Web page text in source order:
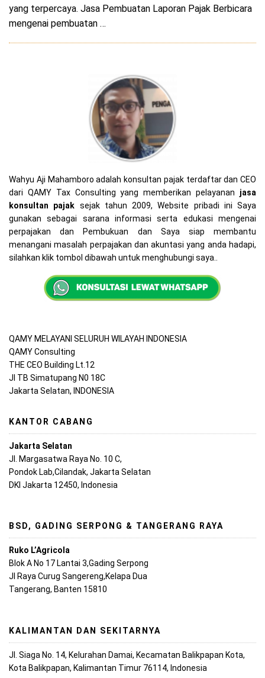
yang terpercaya. Jasa Pembuatan Laporan Pajak Berbicara
mengenai pembuatan …
Wahyu Aji Mahamboro adalah konsultan pajak terdaftar dan CEO
dari QAMY Tax Consulting yang memberikan pelayanan jasa
konsultan pajak sejak tahun 2009, Website pribadi ini Saya
gunakan sebagai sarana informasi serta edukasi mengenai
perpajakan dan Pembukuan dan Saya siap membantu
menangani masalah perpajakan dan akuntasi yang anda hadapi,
silahkan klik tombol dibawah untuk menghubungi saya..
QAMY MELAYANI SELURUH WILAYAH INDONESIA
QAMY Consulting
THE CEO Building Lt.12
Jl TB Simatupang N0 18C
Jakarta Selatan, INDONESIA
KANTOR CABANG
Jakarta Selatan
Jl. Margasatwa Raya No. 10 C,
Pondok Lab,Cilandak, Jakarta Selatan
DKI Jakarta 12450, Indonesia
BSD, GADING SERPONG & TANGERANG RAYA
Ruko L’Agricola
Blok A No 17 Lantai 3,Gading Serpong
Jl Raya Curug Sangereng,Kelapa Dua
Tangerang, Banten 15810
KALIMANTAN DAN SEKITARNYA
Jl. Siaga No. 14, Kelurahan Damai, Kecamatan Balikpapan Kota,
Kota Balikpapan, Kalimantan Timur 76114, Indonesia